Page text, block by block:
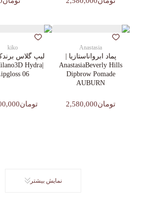
Anastasia
پماد ابرواناستازیا |
AnastasiaBeverly Hills
Dipbrow Pomade
AUBURN
تومان2,580,000
kiko
Hydra
06
تومان3,700,000
نمایش بیشتر